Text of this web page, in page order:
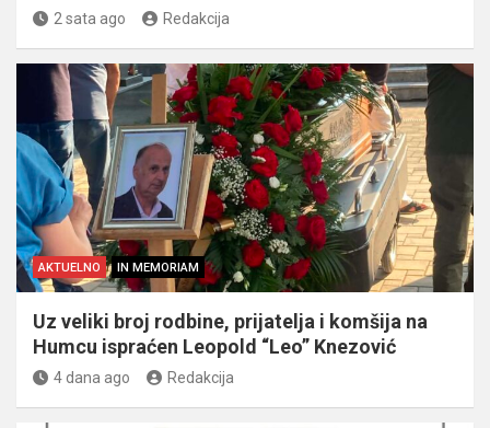
2 sata ago Redakcija
AKTUELNO IN MEMORIAM
Uz veliki broj rodbine, prijatelja i komšija na
Humcu ispraćen Leopold “Leo” Knezović
4 dana ago Redakcija